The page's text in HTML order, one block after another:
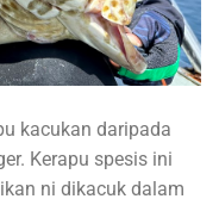
kacukan daripada
Kerapu spesis ini
ni dikacuk dalam